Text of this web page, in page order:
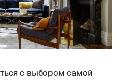
с выбором самой